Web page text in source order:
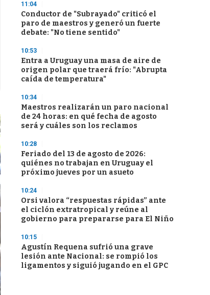
11:04
Conductor de "Subrayado" criticó el
paro de maestros y generó un fuerte
debate: "No tiene sentido"
10:53
Entra a Uruguay una masa de aire de
origen polar que traerá frío: "Abrupta
caída de temperatura"
10:34
Maestros realizarán un paro nacional
de 24 horas: en qué fecha de agosto
será y cuáles son los reclamos
10:28
Feriado del 13 de agosto de 2026:
quiénes no trabajan en Uruguay el
próximo jueves por un asueto
10:24
Orsi valora “respuestas rápidas” ante
el ciclón extratropical y reúne al
gobierno para prepararse para El Niño
10:15
Agustín Requena sufrió una grave
lesión ante Nacional: se rompió los
ligamentos y siguió jugando en el GPC